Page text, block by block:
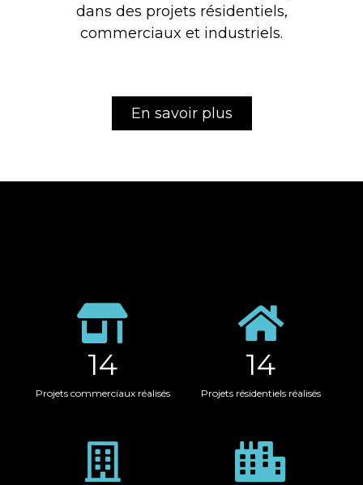
dans des projets résidentiels,
commerciaux et industriels.
En savoir plus
14
Projets commerciaux réalisés
14
Projets résidentiels réalisés